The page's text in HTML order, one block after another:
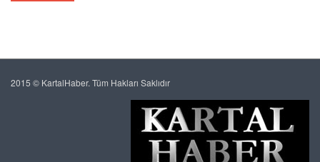
2015 © KartalHaber. Tüm Hakları Saklıdır